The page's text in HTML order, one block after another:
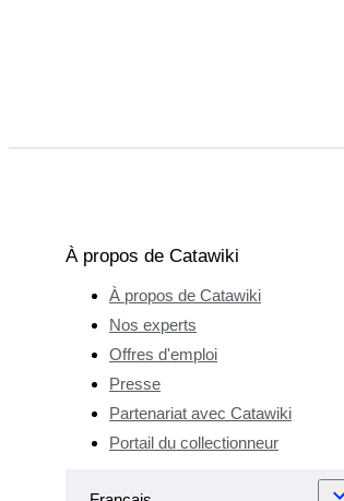
À propos de Catawiki
À propos de Catawiki
Nos experts
Offres d'emploi
Presse
Partenariat avec Catawiki
Portail du collectionneur